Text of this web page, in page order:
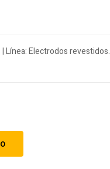
Línea: Electrodos revestidos.